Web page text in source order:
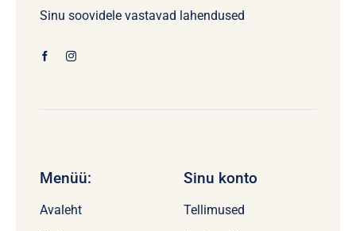
Sinu soovidele vastavad lahendused
Menüü:
Avaleht
Sinu konto
Tellimused